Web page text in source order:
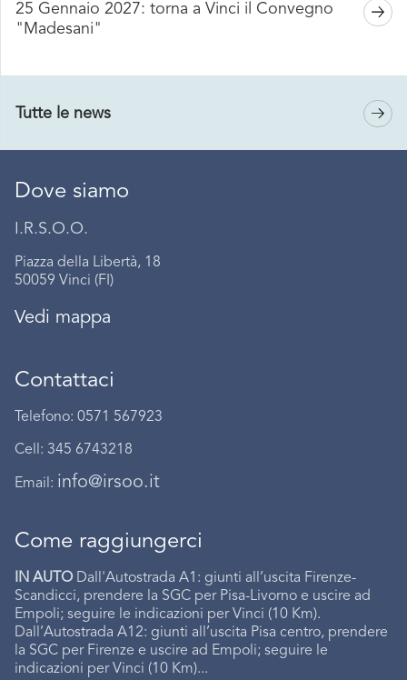
25 Gennaio 2027: torna a Vinci il Convegno
"Madesani"
Tutte le news
Dove siamo
I.R.S.O.O.
Piazza della Libertà, 18
50059 Vinci (FI)
Vedi mappa
Contattaci
Telefono: 0571 567923
Cell: 345 6743218
Email: info@irsoo.it
Come raggiungerci
IN AUTODall'Autostrada A1: giunti all’uscita Firenze-
Scandicci, prendere la SGC per Pisa-Livorno e uscire ad
Empoli; seguire le indicazioni per Vinci (10 Km).
Dall’Autostrada A12: giunti all’uscita Pisa centro, prendere
la SGC per Firenze e uscire ad Empoli; seguire le
indicazioni per Vinci (10 Km)...